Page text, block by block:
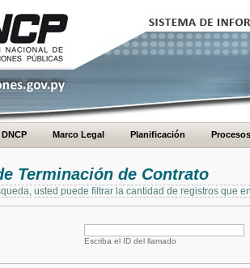
DNCP Marco Legal Planificación Procesos
Terminación de Contrato
usted puede filtrar la cantidad de registros que
Escriba el ID del llamado